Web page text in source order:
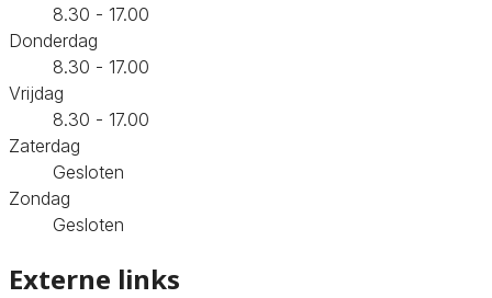
8.30 - 17.00
Donderdag
8.30 - 17.00
Vrijdag
8.30 - 17.00
Zaterdag
Gesloten
Zondag
Gesloten
Externe links